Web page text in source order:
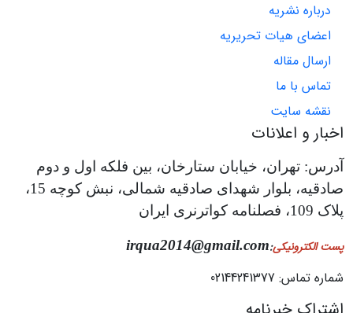
درباره نشریه
اعضای هیات تحریریه
ارسال مقاله
تماس با ما
نقشه سایت
اخبار و اعلانات
آدرس: تهران، خیابان ستارخان، بین فلکه اول و دوم
صادقیه، بلوار شهدای صادقیه شمالی، نبش کوچه 15،
پلاک 109، فصلنامه کواترنری ایران
پست الکترونیکی:
irqua2014@gmail.com
شماره تماس: 02144241377